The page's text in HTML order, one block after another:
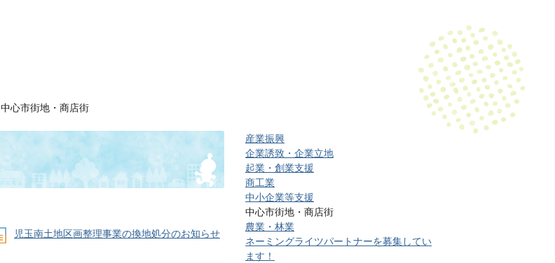
中心市街地・商店街
児玉南土地区画整理事業の換地処分のお知らせ
産業振興
企業誘致・企業立地
起業・創業支援
商工業
中小企業等支援
中心市街地・商店街
農業・林業
ネーミングライツパートナーを募集してい
ます！